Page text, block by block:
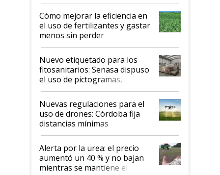
Cómo mejorar la eficiencia en
el uso de fertilizantes y gastar
menos sin perder
productividad en la campaña
fina
Nuevo etiquetado para los
fitosanitarios: Senasa dispuso
el uso de pictogramas,
palabras de advertencia e
indicaciones
Nuevas regulaciones para el
uso de drones: Córdoba fija
distancias mínimas
Alerta por la urea: el precio
aumentó un 40 % y no bajan
mientras se mantiene el